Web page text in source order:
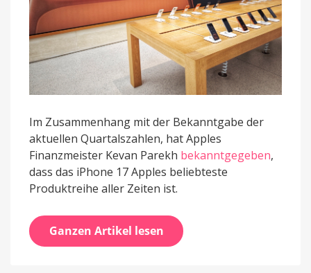
Im Zusammenhang mit der Bekanntgabe der
aktuellen Quartalszahlen, hat Apples
Finanzmeister Kevan Parekh bekanntgegeben,
dass das iPhone 17 Apples beliebteste
Produktreihe aller Zeiten ist.
Ganzen Artikel lesen